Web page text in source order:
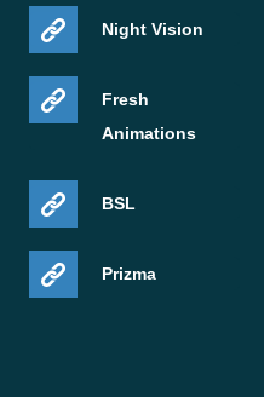
release-
Bedrock Edition 26.20:
hc/en-
Bedrock-Edition-
Night Vision
Fresh
Animations
BSL
Prizma